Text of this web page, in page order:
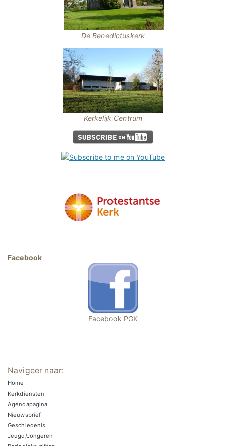
De Benedictuskerk
Kerkelijk Centrum
Facebook
Facebook PGK
Navigeer naar:
Home
Kerkdiensten
Agendapagina
Nieuwsbrief
Geschiedenis
Jeugd/Jongeren